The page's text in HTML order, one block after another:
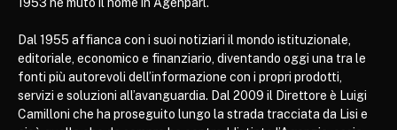
Dal 1955 affianca con i suoi notiziari il mondo istituzionale,
editoriale, economico e finanziario, diventando oggi una tra le
fonti più autorevoli dell’informazione con i propri prodotti,
servizi e soluzioni all’avanguardia. Dal 2009 il Direttore è Luigi
Camilloni che ha proseguito lungo la strada tracciata da Lisi e